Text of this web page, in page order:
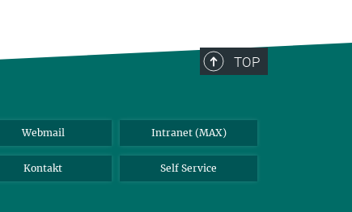
TOP
Webmail Intranet (MAX)
Kontakt Self Service